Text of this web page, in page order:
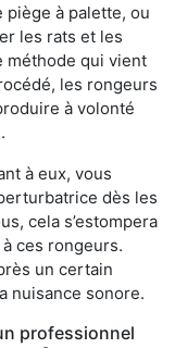
piège à palette, ou
les rats et les
méthode qui vient
les rongeurs
à volonté
à eux, vous
dès les
cela s’estompera
ces rongeurs.
un certain
nuisance sonore.
professionnel